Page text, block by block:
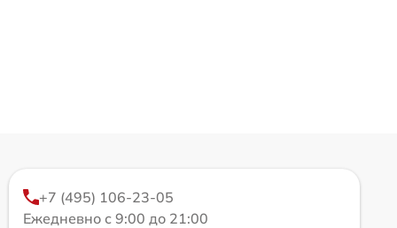
+7 (495) 106-23-05
Ежедневно с 9:00 до 21:00